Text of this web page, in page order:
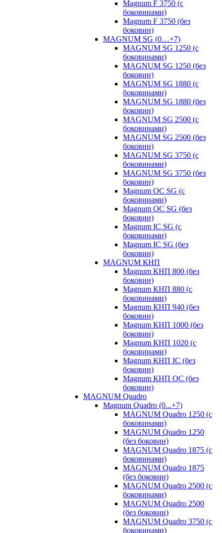
Magnum F 3750 (с
боковинами)
Magnum F 3750 (без
боковин)
MAGNUM SG (0…+7)
MAGNUM SG 1250 (с
боковинами)
MAGNUM SG 1250 (без
боковин)
MAGNUM SG 1880 (с
боковинами)
MAGNUM SG 1880 (без
боковин)
MAGNUM SG 2500 (с
боковинами)
MAGNUM SG 2500 (без
боковин)
MAGNUM SG 3750 (с
боковинами)
MAGNUM SG 3750 (без
боковин)
Magnum OC SG (с
боковинами)
Magnum OC SG (без
боковин)
Magnum IC SG (с
боковинами)
Magnum IC SG (без
боковин)
MAGNUM КНП
Magnum КНП 800 (без
боковин)
Magnum КНП 880 (с
боковинами)
Magnum КНП 940 (без
боковин)
Magnum КНП 1000 (без
боковин)
Magnum КНП 1020 (с
боковинами)
Magnum КНП IC (без
боковин)
Magnum КНП OC (без
боковин)
MAGNUM Quadro
Magnum Quadro (0...+7)
MAGNUM Quadro 1250 (с
боковинами)
MAGNUM Quadro 1250
(без боковин)
MAGNUM Quadro 1875 (с
боковинами)
MAGNUM Quadro 1875
(без боковин)
MAGNUM Quadro 2500 (с
боковинами)
MAGNUM Quadro 2500
(без боковин)
MAGNUM Quadro 3750 (с
боковинами)